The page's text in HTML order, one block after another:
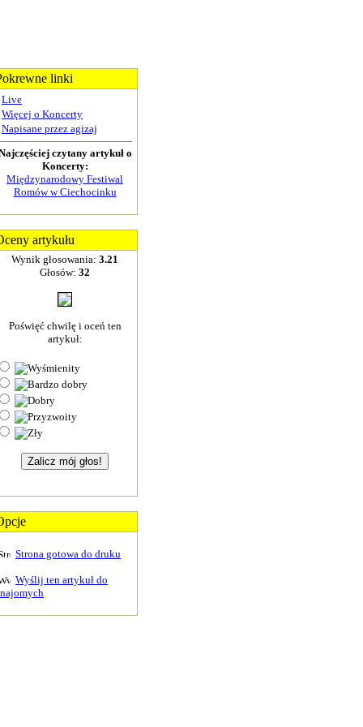
linki
Live
Więcej o Koncerty
Napisane przez agizaj
czytany artykuł o
Koncerty:
Międzynarodowy Festiwal
Romów w Ciechocinku
artykułu
Wynik głosowania: 3.21
Głosów: 32
Poświęć chwilę i oceń ten
artykuł:
Strona gotowa do druku
Wyślij ten artykuł do